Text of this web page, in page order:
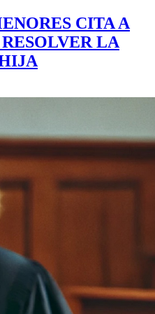
CITA A
LA